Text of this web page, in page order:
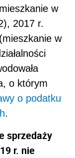
w
2017 r.
w
o którym
o podatku
.
sprzedaży
r. nie